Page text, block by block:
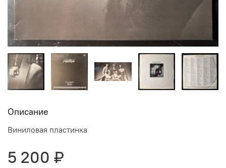
Описание
Виниловая пластинка
5 200 ₽